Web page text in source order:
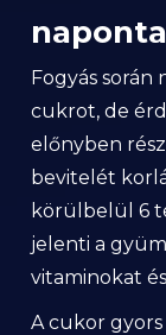
Fogyás során
cukrot, de
előnyben
bevitelét
körülbelül 6
jelenti a
vitaminokat
A cukor